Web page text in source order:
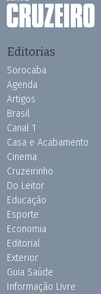
Editorias
Sorocaba
Agenda
Artigos
Brasil
Canal 1
Casa e Acabamento
Cinema
Cruzeirinho
Do Leitor
Educação
Esporte
Economia
Editorial
Exterior
Guia Saúde
Informação Livre